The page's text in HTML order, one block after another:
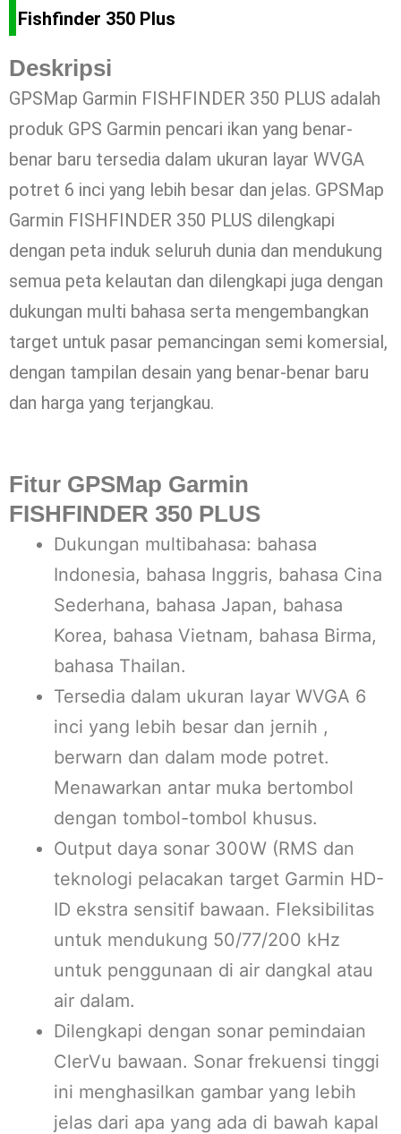
Fishfinder 350 Plus
Deskripsi
GPSMap Garmin FISHFINDER 350 PLUS adalah
produk GPS Garmin pencari ikan yang benar-
benar baru tersedia dalam ukuran layar WVGA
potret 6 inci yang lebih besar dan jelas. GPSMap
Garmin FISHFINDER 350 PLUS dilengkapi
dengan peta induk seluruh dunia dan mendukung
semua peta kelautan dan dilengkapi juga dengan
dukungan multi bahasa serta mengembangkan
target untuk pasar pemancingan semi komersial,
dengan tampilan desain yang benar-benar baru
dan harga yang terjangkau.
Fitur GPSMap Garmin
FISHFINDER 350 PLUS
Dukungan multibahasa: bahasa
Indonesia, bahasa Inggris, bahasa Cina
Sederhana, bahasa Japan, bahasa
Korea, bahasa Vietnam, bahasa Birma,
bahasa Thailan.
Tersedia dalam ukuran layar WVGA 6
inci yang lebih besar dan jernih ,
berwarn dan dalam mode potret.
Menawarkan antar muka bertombol
dengan tombol-tombol khusus.
Output daya sonar 300W (RMS dan
teknologi pelacakan target Garmin HD-
ID ekstra sensitif bawaan. Fleksibilitas
untuk mendukung 50/77/200 kHz
untuk penggunaan di air dangkal atau
air dalam.
Dilengkapi dengan sonar pemindaian
ClerVu bawaan. Sonar frekuensi tinggi
ini menghasilkan gambar yang lebih
jelas dari apa yang ada di bawah kapal